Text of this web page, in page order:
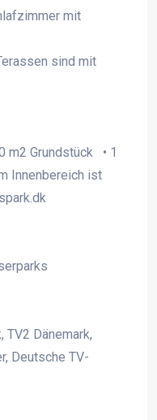
mit
sind mit
m2 Grundstück • 1
Innenbereich ist
Dänemark,
Deutsche TV-